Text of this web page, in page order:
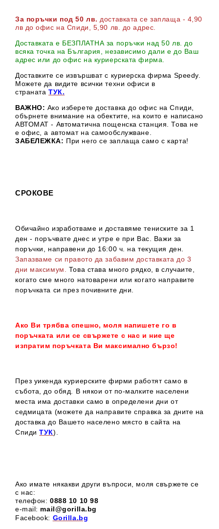
За поръчки под 50 лв. доставката се заплаща - 4,90
лв до офис на Спиди
, 5,90 лв. до адрес
Доставката е БЕЗПЛАТНА за поръчки над 50 лв. до
всяка точка на България, независимо дали е до Ваш
адрес или до офис на куриерската фирма.
Доставките се извършват с куриерска фирма Speedy.
Можете да видите всички техни офиси в
страната ТУК.
ВАЖНО: Ако изберете доставка до офис на Спиди,
обърнете внимание на обектите, на които е написано
АВТОМАТ - Автоматична пощенска станция. Това не
е офис, а автомат на самообслужване.
ЗАБЕЛЕЖКА: При него се заплаща само с карта!
СРОКОВЕ
Обичайно изработваме и доставяме тениските за 1
ден - поръчвате днес и утре е при Вас. Важи за
поръчки, направени до 16:00 ч. на текущия ден.
Запазваме си правото да забавим доставката до 3
дни максимум.
Това става много рядко, в случаите,
когато сме много натоварени или когато направите
поръчката си през почивните дни.
Ако Ви трябва спешно, моля напишете го в
поръчката или се свържете с нас и ние ще
изпратим поръчката Ви максимално бързо!
През уикенда куриерските фирми работят само в
събота, до обяд. В някои от по-малките населени
места има доставки само в определени дни от
седмицата (можете да направите справка за дните на
доставка до Вашето населено място в сайта на
СпидиТУК).
Ако имате някакви други въпроси, моля свържете се
с нас:
телефон:0888 10 10 98
e-mail: mail@gorilla.bg
Facebook: Gorilla.bg